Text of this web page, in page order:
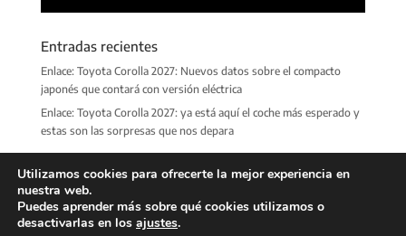
Entradas recientes
Enlace: Toyota Corolla 2027: Nuevos datos sobre el compacto
japonés que contará con versión eléctrica
Enlace: Toyota Corolla 2027: ya está aquí el coche más esperado y
estas son las sorpresas que nos depara
Utilizamos cookies para ofrecerte la mejor experiencia en
nuestra web.
Puedes aprender más sobre qué cookies utilizamos o
desactivarlas en los ajustes.